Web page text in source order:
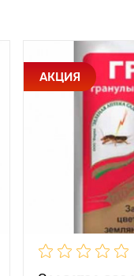
АКЦИЯ